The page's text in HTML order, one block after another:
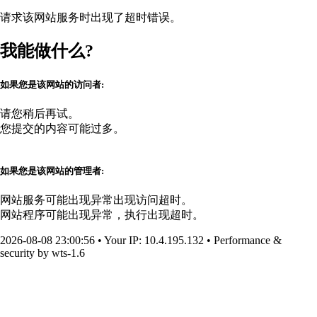
请求该网站服务时出现了超时错误。
我能做什么?
如果您是该网站的访问者:
请您稍后再试。
您提交的内容可能过多。
如果您是该网站的管理者:
网站服务可能出现异常出现访问超时。
网站程序可能出现异常，执行出现超时。
2026-08-08 23:00:56 • Your IP: 10.4.195.132 • Performance &
security by wts-1.6